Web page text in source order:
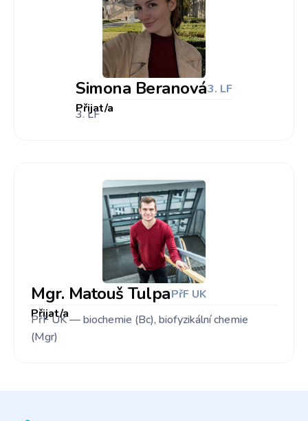
Simona Beranová3. LF
Přijat/a
3. LF
Mgr. Matouš TulpaPřF UK
Přijat/a
PřF UK — biochemie (Bc), biofyzikální chemie
(Mgr)